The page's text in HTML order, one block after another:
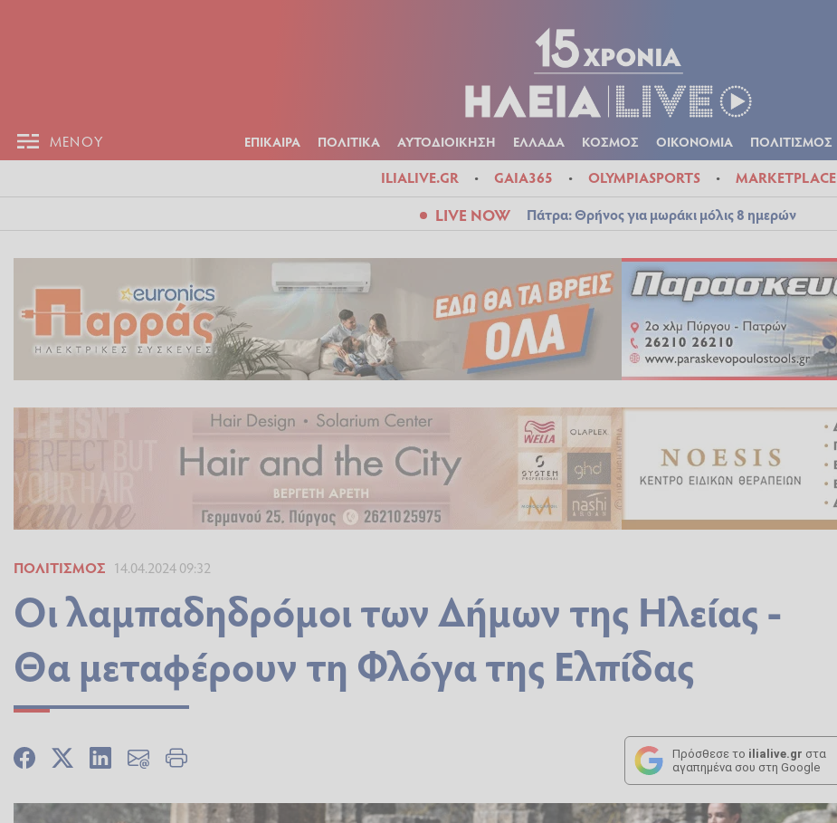
ΜΕΝΟΥ ΕΠΙΚΑΙΡΑ ΠΟΛΙΤΙΚΑ ΑΥΤΟΔΙΟΙΚΗΣΗ ΕΛΛΑΔΑ ΚΟΣΜΟΣ ΟΙΚΟΝΟΜΙΑ ΠΟΛΙΤΙΣΜΟΣ
ILIALIVE.GR GAIA365 OLYMPIASPORTS MARKETPLACE
LIVE NOW Πάτρα: Θρήνος για μωράκι μόλις 8 ημερών
ΠΟΛΙΤΙΣΜΌΣ 14.04.2024 09:32
Οι λαμπαδηδρόμοι των Δήμων της Ηλείας -
Θα μεταφέρουν τη Φλόγα της Ελπίδας
Πρόσθεσε το ilialive.gr στα
αγαπημένα σου στη Google